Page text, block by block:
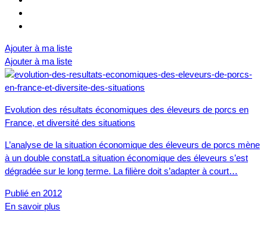
Ajouter à ma liste
Ajouter à ma liste
Evolution des résultats économiques des éleveurs de porcs en
France, et diversité des situations
L’analyse de la situation économique des éleveurs de porcs mène
à un double constatLa situation économique des éleveurs s’est
dégradée sur le long terme. La filière doit s’adapter à court…
Publié en 2012
En savoir plus